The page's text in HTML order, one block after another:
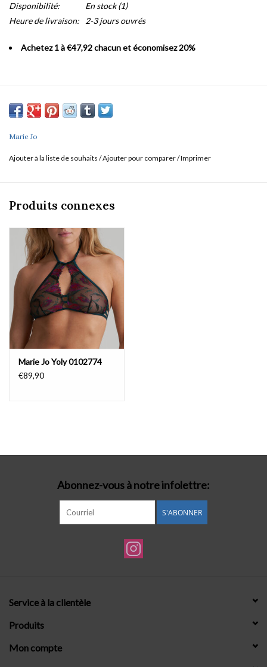
Disponibilité: En stock(1)
Heure de livraison: 2-3 jours ouvrés
Achetez 1 à €47,92 chacun et économisez 20%
Marie Jo
Ajouter à la liste de souhaits /Ajouter pour comparer/Imprimer
Produits connexes
Marie Jo Yoly 0102774
€89,90
Abonnez-vous à notre infolettre:
S'ABONNER
Service à la clientèle
Produits
Mon compte